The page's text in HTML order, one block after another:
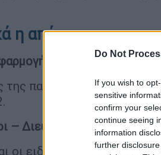
Do Not
If you wish to
sensitive
confirm your
continue seeing
information
further
η απόφαση
της παρούσας απόφασης
– Διευκολύνσεις
οι ειδικότεροι όροι και